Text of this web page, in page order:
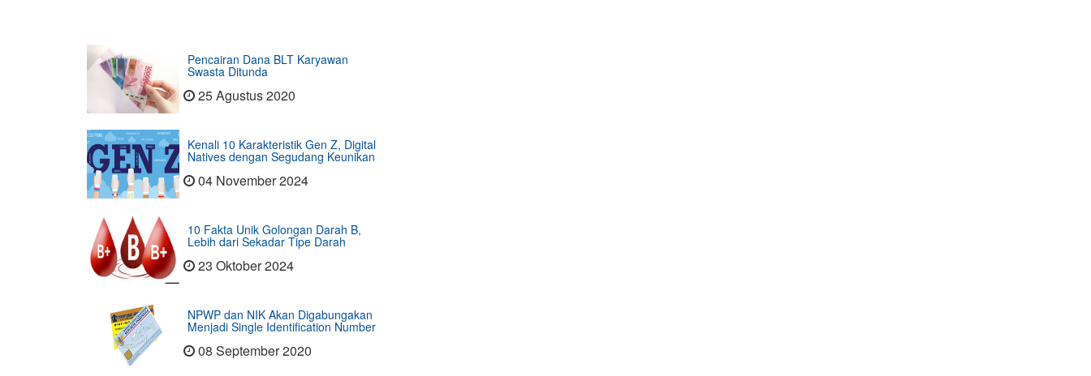
Pencairan Dana BLT Karyawan
Swasta Ditunda
25 Agustus 2020
Kenali 10 Karakteristik Gen Z, Digital
Natives dengan Segudang Keunikan
04 November 2024
10 Fakta Unik Golongan Darah B,
Lebih dari Sekadar Tipe Darah
23 Oktober 2024
NPWP dan NIK Akan Digabungakan
Menjadi Single Identification Number
08 September 2020